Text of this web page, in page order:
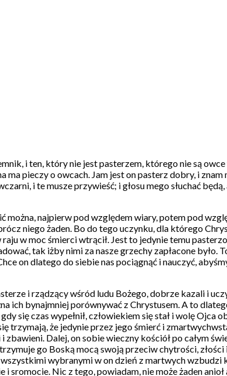
i ten, który nie jest pasterzem, którego nie są
pieczy o owcach. Jam jest on pasterz dobry, i znam
i te musze przywieść; i głosu mego słuchać
najpierw pod względem wiary, potem pod
niego żaden. Bo do tego uczynku, dla którego
w moc śmierci wtrącił. Jest to jedynie temu
tak iżby nimi za nasze grzechy zapłacone
on dlatego do siebie nas pociągnąć i nauczyć,
i rządzący wśród ludu Bożego, dobrze kazali i
ich bynajmniej porównywać z Chrystusem. A to
czas wypełnił, człowiekiem się stał i wolę Ojca
trzymają, że jedynie przez jego śmierć i
Dalej, on sobie wieczny kościół po całym
go Boską mocą swoją przeciw chytrości,
wybranymi w on dzień z martwych wzbudzi
Nic z tego, powiadam, nie może żaden